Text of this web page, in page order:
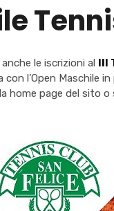
le iscrizioni al III
l’Open Maschile
home page del sito o